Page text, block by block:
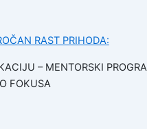
RAST PRIHODA:
– MENTORSKI
FOKUSA